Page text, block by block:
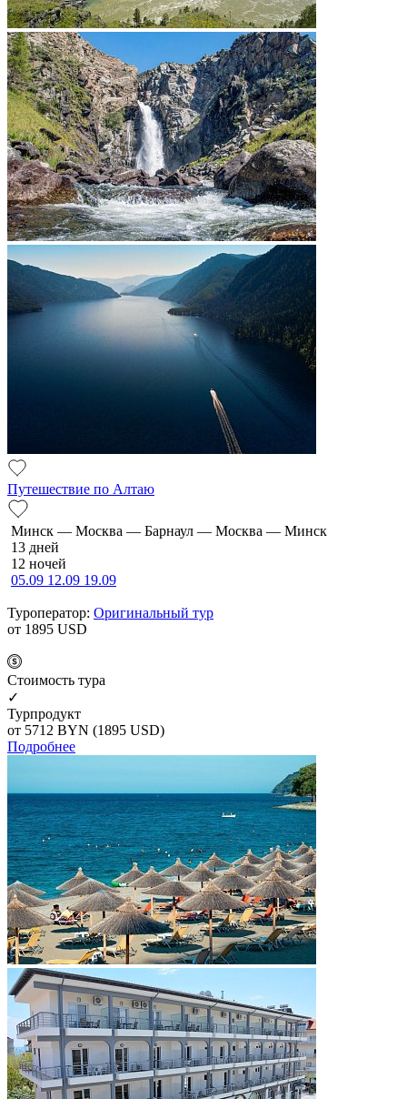
Путешествие по Алтаю
Минск — Москва — Барнаул — Москва — Минск
13 дней
12 ночей
05.09 12.09 19.09
Туроператор: Оригинальный тур
от 1895 USD
Cтоимость тура
✓
Турпродукт
от 5712 BYN (1895 USD)
Подробнее